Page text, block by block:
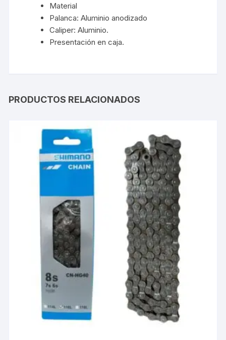
Material
Palanca: Aluminio anodizado
Caliper: Aluminio.
Presentación en caja.
PRODUCTOS RELACIONADOS